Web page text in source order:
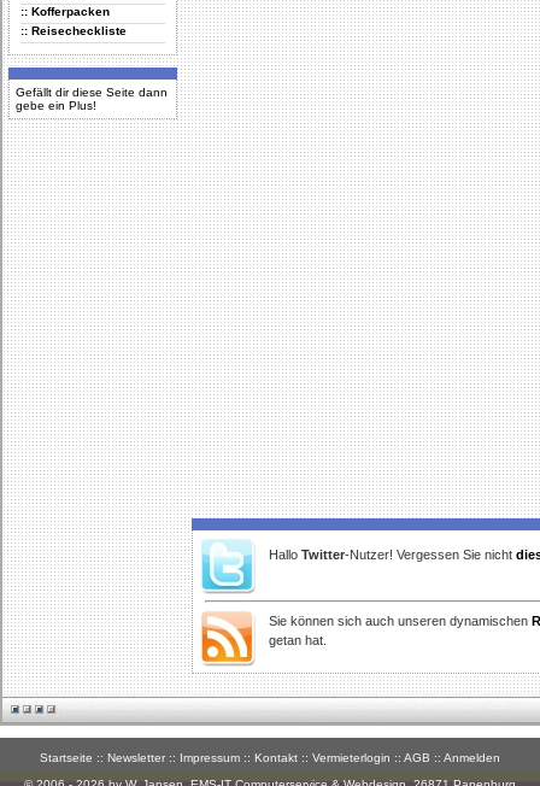
:: Kofferpacken
:: Reisecheckliste
Gefällt dir diese Seite dann
gebe ein Plus!
Hallo Twitter-Nutzer! Vergessen Sie nicht
Sie können sich auch unseren dynamischen
getan hat.
Startseite :: Newsletter :: Impressum :: Kontakt :: Vermieterlogin :: AGB :: Anmelden